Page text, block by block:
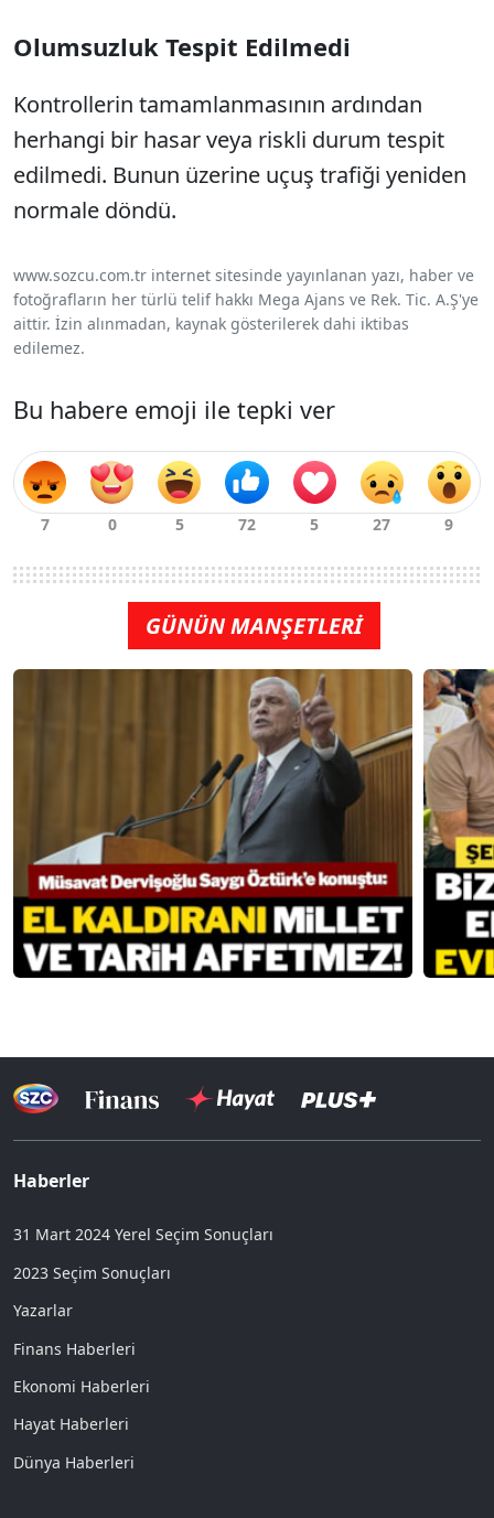
Olumsuzluk Tespit Edilmedi
Kontrollerin tamamlanmasının ardından
herhangi bir hasar veya riskli durum tespit
edilmedi. Bunun üzerine uçuş trafiği yeniden
normale döndü.
www.sozcu.com.tr internet sitesinde yayınlanan yazı, haber ve
fotoğrafların her türlü telif hakkı Mega Ajans ve Rek. Tic. A.Ş'ye
aittir. İzin alınmadan, kaynak gösterilerek dahi iktibas
edilemez.
Bu habere emoji ile tepki ver
GÜNÜN MANŞETLERİ
Haberler
31 Mart 2024 Yerel Seçim Sonuçları
2023 Seçim Sonuçları
Yazarlar
Finans Haberleri
Ekonomi Haberleri
Hayat Haberleri
Dünya Haberleri